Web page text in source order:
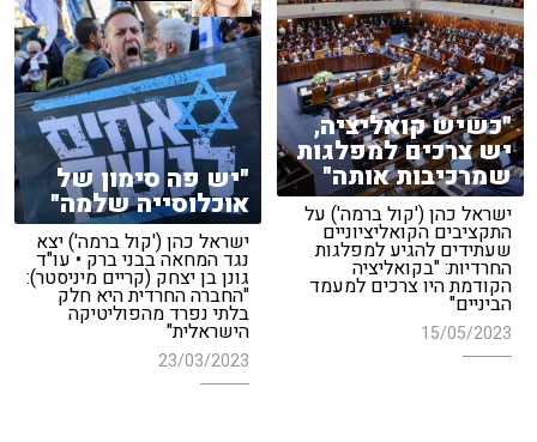
"כשיש קואליציה,
יש צרכים למפלגות
שמרכיבות אותה"
ישראל כהן ('קול ברמה') על
התקציבים הקואליציוניים
שעתידים להגיע למפלגות
החרדיות: "בקואליציה
הקודמת היו צרכים למעמד
הביניים"
15/05/2023
"יש פה סימון של
אוכלוסייה שלמה"
ישראל כהן ('קול ברמה') יצא
נגד המחאה בבני ברק • עו"ד
גונן בן יצחק (קריים מיניסטר):
"החברה החרדית היא חלק
בלתי נפרד מהפוליטיקה
הישראלית"
23/03/2023